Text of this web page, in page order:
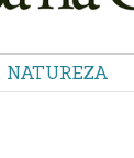
NATUREZA